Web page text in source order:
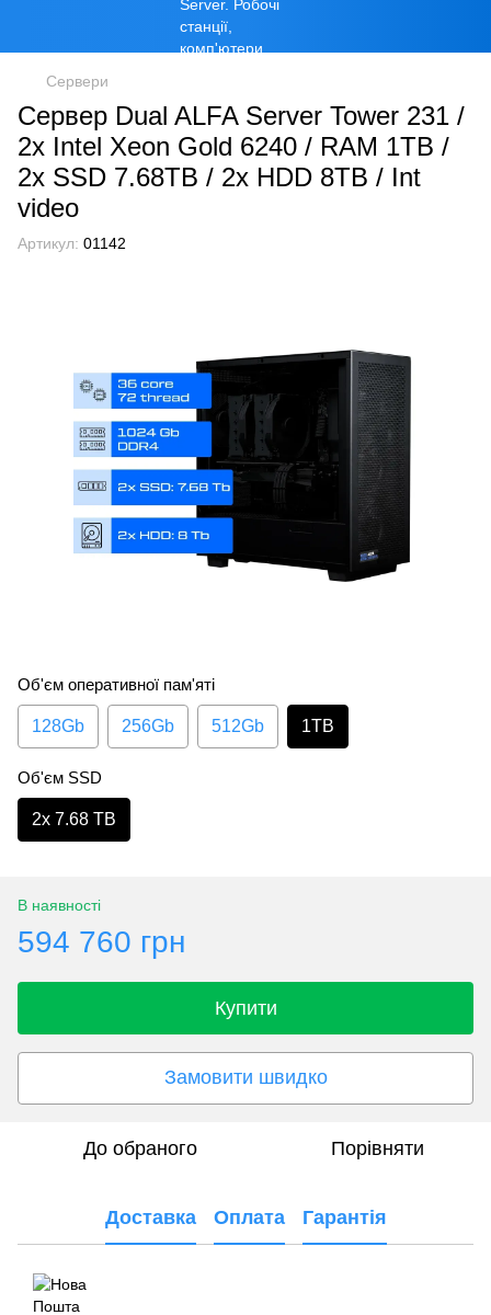
Сервери
Сервер Dual ALFA Server Tower 231 /
2х Intel Xeon Gold 6240 / RAM 1TB /
2x SSD 7.68TB / 2x HDD 8TB / Int
video
Артикул: 01142
Об'єм оперативної пам'яті
128Gb 256Gb 512Gb 1TB
Об'єм SSD
2х 7.68 TB
В наявності
594 760 грн
Купити
Замовити швидко
До обраного Порівняти
Доставка Оплата Гарантія